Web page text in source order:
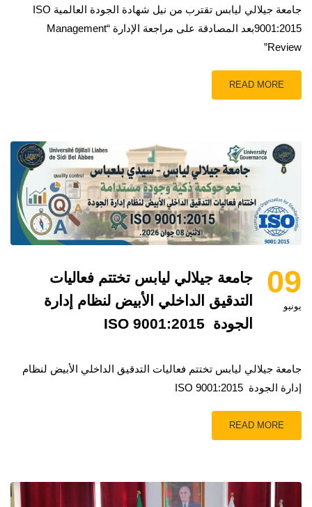
جامعة جيلالي ليابس تقترب من نيل شهادة الجودة العالمية ISO
9001:2015بعد المصادقة على مراجعة الإدارة “Management
Review”
READ MORE
09
يونيو
جامعة جيلالي ليابس تختتم فعاليات
التدقيق الداخلي الأبيض لنظام إدارة
الجودة ISO 9001:2015
جامعة جيلالي ليابس تختتم فعاليات التدقيق الداخلي الأبيض لنظام
إدارة الجودة ISO 9001:2015
READ MORE